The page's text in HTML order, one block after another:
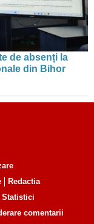
de absenți la
din Bihor
Redactia
comentarii